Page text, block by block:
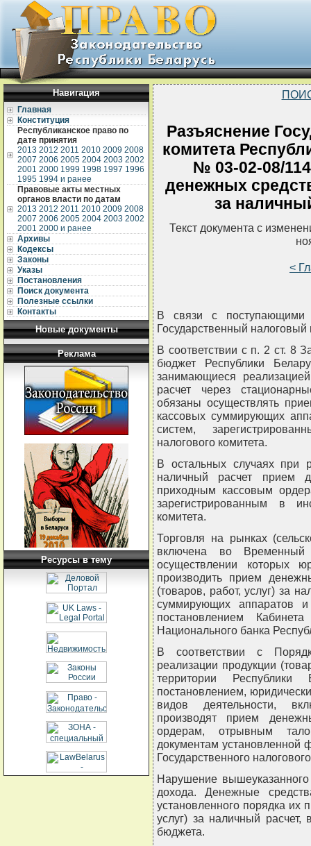
Навигация
Главная
Конституция
Республиканское право по
дате принятия
2013 2012 2011 2010 2009 2008
2007 2006 2005 2004 2003 2002
2001 2000 1999 1998 1997 1996
1995 1994 и ранее
Правовые акты местных
органов власти по датам
2013 2012 2011 2010 2009 2008
2007 2006 2005 2004 2003 2002
2001 2000 и ранее
Архивы
Кодексы
Законы
Указы
Постановления
Поиск документа
Полезные ссылки
Контакты
Новые документы
Реклама
Ресурсы в тему
Разъяснение
комитета
№ 03-02-08/
денежных
за
Текст документа с
<
В связи с поступающими
Государственный
В соответствии с п. 2 ст. 8
бюджет Республики
занимающиеся
расчет через
обязаны осуществлять
кассовых суммирующих
систем,
налогового комитета.
В остальных случаях при
наличный расчет прием
приходным кассовым
зарегистрированным в
комитета.
Торговля на рынках
включена во Временный
осуществлении которых
производить прием
(товаров, работ, услуг) за
суммирующих аппаратов
постановлением
Национального банка
В соответствии с
реализации продукции
территории Республики
постановлением,
видов деятельности,
производят прием
ордерам, отрывным
документам установленной
Государственного
Нарушение вышеуказанного
дохода. Денежные
установленного порядка их
услуг) за наличный расчет,
бюджета.